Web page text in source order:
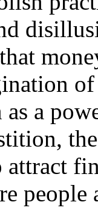
as a
people